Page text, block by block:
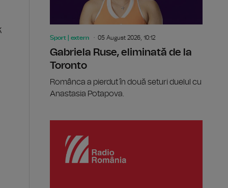
Sport | extern 05 August 2026, 10:12
Gabriela Ruse, eliminată de la
Toronto
Românca a pierdut în două seturi duelul cu
Anastasia Potapova.